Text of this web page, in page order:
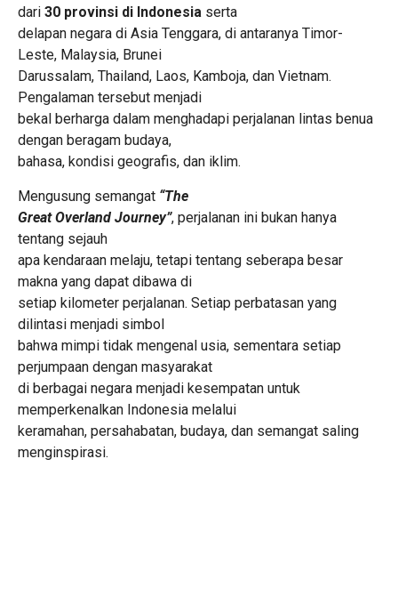
dari 30 provinsi di Indonesia serta
delapan negara di Asia Tenggara, di antaranya Timor-
Leste, Malaysia, Brunei
Darussalam, Thailand, Laos, Kamboja, dan Vietnam.
Pengalaman tersebut menjadi
bekal berharga dalam menghadapi perjalanan lintas benua
dengan beragam budaya,
bahasa, kondisi geografis, dan iklim.
Mengusung semangat “The
Great Overland Journey”, perjalanan ini bukan hanya
tentang sejauh
apa kendaraan melaju, tetapi tentang seberapa besar
makna yang dapat dibawa di
setiap kilometer perjalanan. Setiap perbatasan yang
dilintasi menjadi simbol
bahwa mimpi tidak mengenal usia, sementara setiap
perjumpaan dengan masyarakat
di berbagai negara menjadi kesempatan untuk
memperkenalkan Indonesia melalui
keramahan, persahabatan, budaya, dan semangat saling
menginspirasi.